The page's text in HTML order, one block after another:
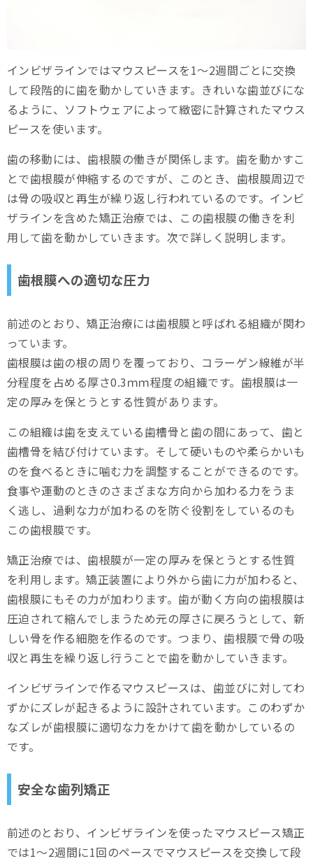
インビザラインではマウスピースを1～2週間ごとに交換
して段階的に歯を動かしていきます。きれいな歯並びにな
るように、ソフトウェアによって緻密に計算されたマウス
ピースを使います。
歯の移動には、歯根膜の働きが関係します。歯を動かすこ
とで歯根膜が伸縮するのですが、このとき、歯根膜周辺で
は骨の吸収と再生が繰り返し行われているのです。インビ
ザラインを含めた矯正治療では、この歯根膜の働きを利
用して歯を動かしていきます。次で詳しく説明します。
歯根膜への適切な圧力
前述のとおり、矯正治療には歯根膜と呼ばれる組織が関わ
っています。
歯根膜は歯の根の周りを覆っており、コラーゲン線維が半
分程度を占める厚さ0.3ｍｍ程度の組織です。歯根膜は一
定の厚みを保とうとする性質があります。
この組織は歯を支えている歯槽骨と歯の間にあって、歯と
歯槽骨を結び付けています。そして硬いものや柔らかいも
のを食べるときに噛む力を調整することができるのです。
食事や運動のときのさまざまな方向から加わる力をうま
く逃し、過剰な力が加わるのを防ぐ役割をしているのも
この歯根膜です。
矯正治療では、歯根膜が一定の厚みを保とうとする性質
を利用します。矯正装置により外から歯に力が加わると、
歯根膜にもその力が加わります。歯が動く方向の歯根膜は
圧迫されて縮んでしまうため元の厚さに戻ろうとして、新
しい骨を作る細胞を作るのです。つまり、歯根膜で骨の吸
収と再生を繰り返し行うことで歯を動かしていきます。
インビザラインで作るマウスピースは、歯並びに対してわ
ずかにズレが起きるように設計されています。このわずか
なズレが歯根膜に適切な力をかけて歯を動かしているの
です。
安全な歯列矯正
前述のとおり、インビザラインを使ったマウスピース矯正
では1～2週間に1回のペースでマウスピースを交換して段